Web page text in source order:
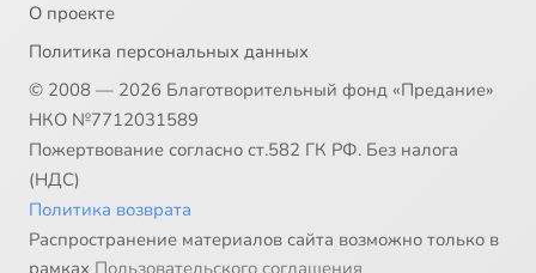
О проекте
Политика персональных данных
© 2008 — 2026 Благотворительный фонд «Предание»
НКО №7712031589
Пожертвование согласно ст.582 ГК РФ. Без налога
(НДС)
Политика возврата
Распространение материалов сайта возможно только в